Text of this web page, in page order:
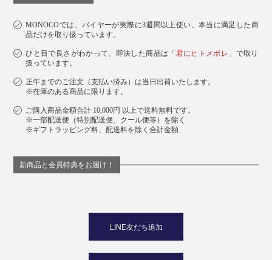
MONOCOでは、バイヤーが実際に3週間以上使い、本当に満足した商
品だけを取り扱っています。
ひと目で良さがわかって、即決した商品は「君にヒトメボレ 」で取り
扱っています。
正午までのご注文（支払い済み）は当日出荷いたします。
※在庫のある商品に限ります。
ご購入商品金額合計 10,000円 以上で送料無料です。
※一部配送便（特別配送便、クール便等）を除く
※ギフトラッピング料、配送料を除く合計金額
新商品と会員特典をお届け！
LINE友だち追加